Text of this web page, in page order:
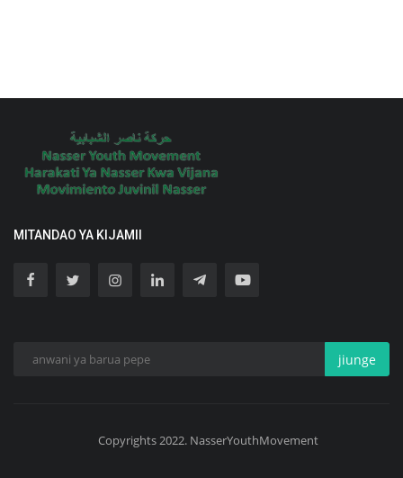
MITANDAO YA KIJAMII
jiunge
Copyrights 2022. NasserYouthMovement